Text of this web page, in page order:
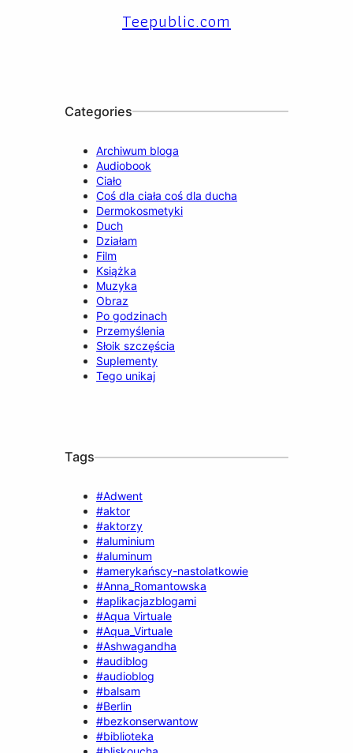
e
b
T
u
t
a
o
Teepublic.com
Categories
Archiwum bloga
Audiobook
Ciało
Coś dla ciała coś dla ducha
Dermokosmetyki
Duch
Działam
Film
Książka
Muzyka
Obraz
Po godzinach
Przemyślenia
Słoik szczęścia
Suplementy
Tego unikaj
Tags
#Adwent
#aktor
#aktorzy
#aluminium
#aluminum
#amerykańscy-nastolatkowie
#Anna_Romantowska
#aplikacjazblogami
#Aqua Virtuale
#Aqua_Virtuale
#Ashwagandha
#audiblog
#audioblog
#balsam
#Berlin
#bezkonserwantow
#biblioteka